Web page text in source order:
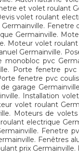
et volet roulant
volet roulant
Germainville.
Moteur volet
Germainville.
pvc
Porte fenetre
fenetre pvc
garage
Installation
volet roulant
Moteurs de
electrique
Fenetre
Fenêtres
prix